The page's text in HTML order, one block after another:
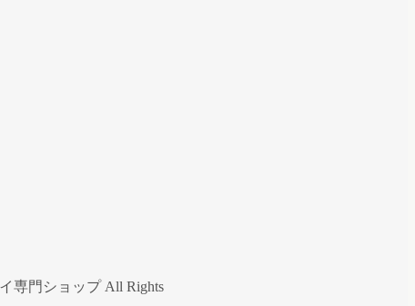
専門ショップ All Rights